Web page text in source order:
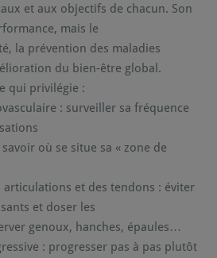
et aux objectifs de chacun. Son
mais le
la prévention des maladies
du bien-être global.
qui privilégie :
: surveiller sa fréquence
où se situe sa « zone de
articulations et des tendons : éviter
et doser les
genoux, hanches, épaules…
: progresser pas à pas plutôt